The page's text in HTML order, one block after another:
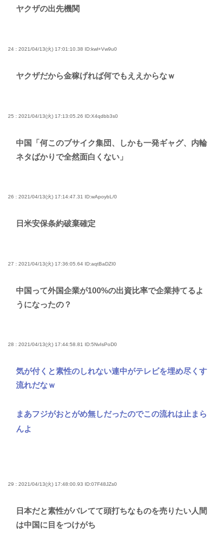
ヤクザの出先機関
24 : 2021/04/13(火) 17:01:10.38 ID:kwl+Vw9u0
ヤクザだから金稼げれば何でもええからなｗ
25 : 2021/04/13(火) 17:13:05.26 ID:X4qdbb3s0
中国「何このブサイク集団、しかも一発ギャグ、内輪
ネタばかりで全然面白くない」
26 : 2021/04/13(火) 17:14:47.31 ID:wApoybL/0
日米安保条約破棄確定
27 : 2021/04/13(火) 17:36:05.64 ID:aqtBaDZI0
中国って外国企業が100%の出資比率で企業持てるよ
うになったの？
28 : 2021/04/13(火) 17:44:58.81 ID:5NvIsPoD0
気が付くと素性のしれない連中がテレビを埋め尽くす
流れだなｗ
まあフジがおとがめ無しだったのでこの流れは止まら
んよ
29 : 2021/04/13(火) 17:48:00.93 ID:07F48JZs0
日本だと素性がバレてて頭打ちなものを売りたい人間
は中国に目をつけがち